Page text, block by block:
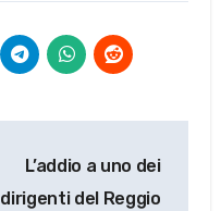
L’addio a uno dei
dirigenti del Reggio